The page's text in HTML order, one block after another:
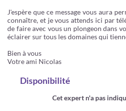
J'espère que ce message vous aura
connaître, et je vous attends ici par
de faire avec vous un plongeon dans
éclairer sur tous les domaines qui
Bien à vous
Votre ami Nicolas
Disponibilité
Cet expert n'a pas